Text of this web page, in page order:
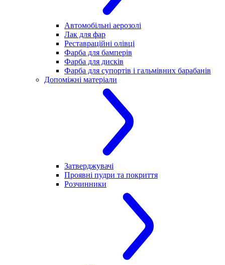
Автомобільні аерозолі
Лак для фар
Реставраційні олівці
Фарба для бамперів
Фарба для дисків
Фарба для супортів і гальмівних барабанів
Допоміжні матеріали
Затверджувачі
Проявні пудри та покриття
Розчинники